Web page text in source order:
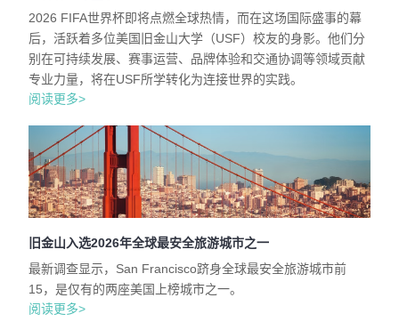
2026 FIFA世界杯即将点燃全球热情，而在这场国际盛事的幕
后，活跃着多位美国旧金山大学（USF）校友的身影。他们分
别在可持续发展、赛事运营、品牌体验和交通协调等领域贡献
专业力量，将在USF所学转化为连接世界的实践。
阅读更多>
旧金山入选2026年全球最安全旅游城市之一
最新调查显示，San Francisco跻身全球最安全旅游城市前
15，是仅有的两座美国上榜城市之一。
阅读更多>